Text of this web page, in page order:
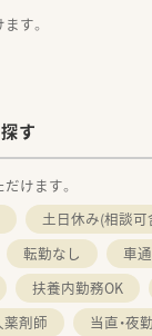
す。
す
けます。
土日休み(相談可
転勤なし 車
扶養内勤務OK
薬剤師 当直・夜